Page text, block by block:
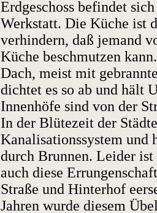
Erdgeschoss befindet
Werkstatt. Die Küche ist
verhindern, daß jemand
Küche beschmutzen
Dach, meist mit
dichtet es so ab und hält
Innenhöfe sind von der
In der Blütezeit der
Kanalisationssystem und
durch Brunnen. Leider
auch diese
Straße und Hinterhof
Jahren wurde diesem